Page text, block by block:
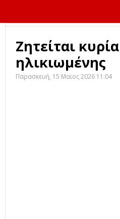
Ζητείται
ηλικιωμένης
Παρασκευή, 15 Μαϊος 2026 11:04